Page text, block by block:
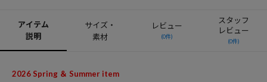
アイテム
説明
サイズ・
素材
レビュー
(0件)
スタッフ
レビュー
(0件)
2026 Spring ＆ Summer item